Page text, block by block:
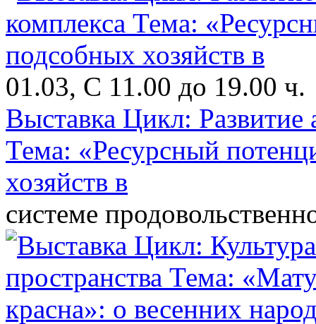
01.03, С 11.00 до 19.00 ч.
Выставка Цикл:
Тема: «Ресурсный
хозяйств в
системе